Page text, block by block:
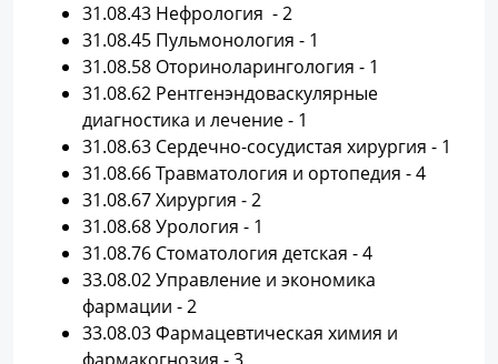
31.08.43 Нефрология - 2
31.08.45 Пульмонология - 1
31.08.58 Оториноларингология - 1
31.08.62 Рентгенэндоваскулярные
диагностика и лечение - 1
31.08.63 Сердечно-сосудистая хирургия - 1
31.08.66 Травматология и ортопедия - 4
31.08.67 Хирургия - 2
31.08.68 Урология - 1
31.08.76 Стоматология детская - 4
33.08.02 Управление и экономика
фармации - 2
33.08.03 Фармацевтическая химия и